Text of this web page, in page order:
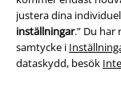
justera dina
inställningar.” Du
samtycke i
dataskydd, besök
Försäkran om
Information om